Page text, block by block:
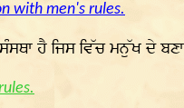
with men's rules.
ਹੈ ਜਿਸ ਵਿੱਚ ਮਨੁੱਖ ਦੇ